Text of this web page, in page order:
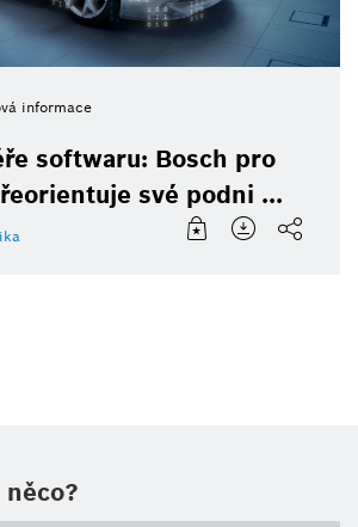
informace
softwaru: Bosch pro
své podni ...